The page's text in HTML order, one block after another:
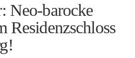
Neo-barocke
Residenzschloss